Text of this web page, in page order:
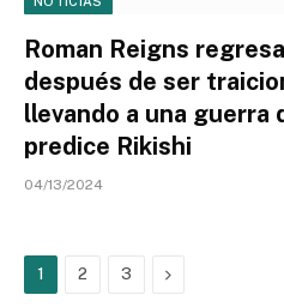
Roman Reigns
después de ser
llevando a una guerra
predice Rikishi
04/13/2024
1 2 3 Next